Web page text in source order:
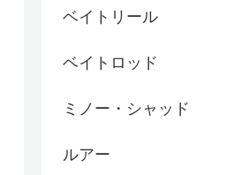
ベイトリール
ベイトロッド
ミノー・シャッド
ルアー